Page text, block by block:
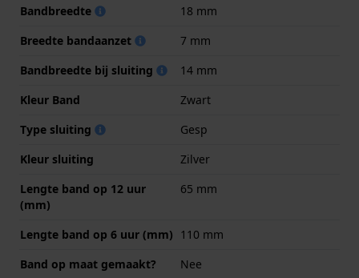
Bandbreedte
18 mm
Breedte bandaanzet
7 mm
Bandbreedte bij sluiting
14 mm
Kleur Band
Zwart
Type sluiting
Gesp
Kleur sluiting
Zilver
Lengte band op 12 uur
(mm)
65 mm
Lengte band op 6 uur (mm) 110 mm
Band op maat gemaakt?
Nee